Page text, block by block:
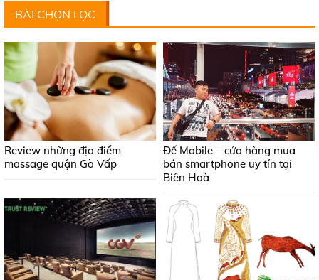
BÀI CHỌN LỌC
Review những địa điểm
massage quận Gò Vấp
Đế Mobile – cửa hàng mua
bán smartphone uy tín tại
Biên Hoà